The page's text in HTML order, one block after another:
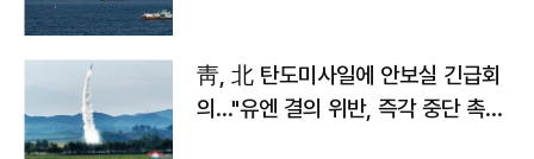
靑, 北 탄도미사일에 안보실 긴급회
의…"유엔 결의 위반, 즉각 중단 촉